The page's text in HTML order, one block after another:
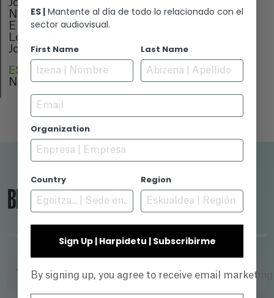
Josean Bengoetxean
Nagore Aranburu
Elena Irureta
Loreto Mauleón
Jon Olivares
ESTREINALDIA
N/A
BILAKETA TRESNA
TITULUA
ES | Mantente al día de todo lo relacionado con el
sector audiovisual.
First Name Last Name
Email
Organization
Country Region
Sign Up | Harpidetu | Subscribirme
By signing up, you agree to receive email